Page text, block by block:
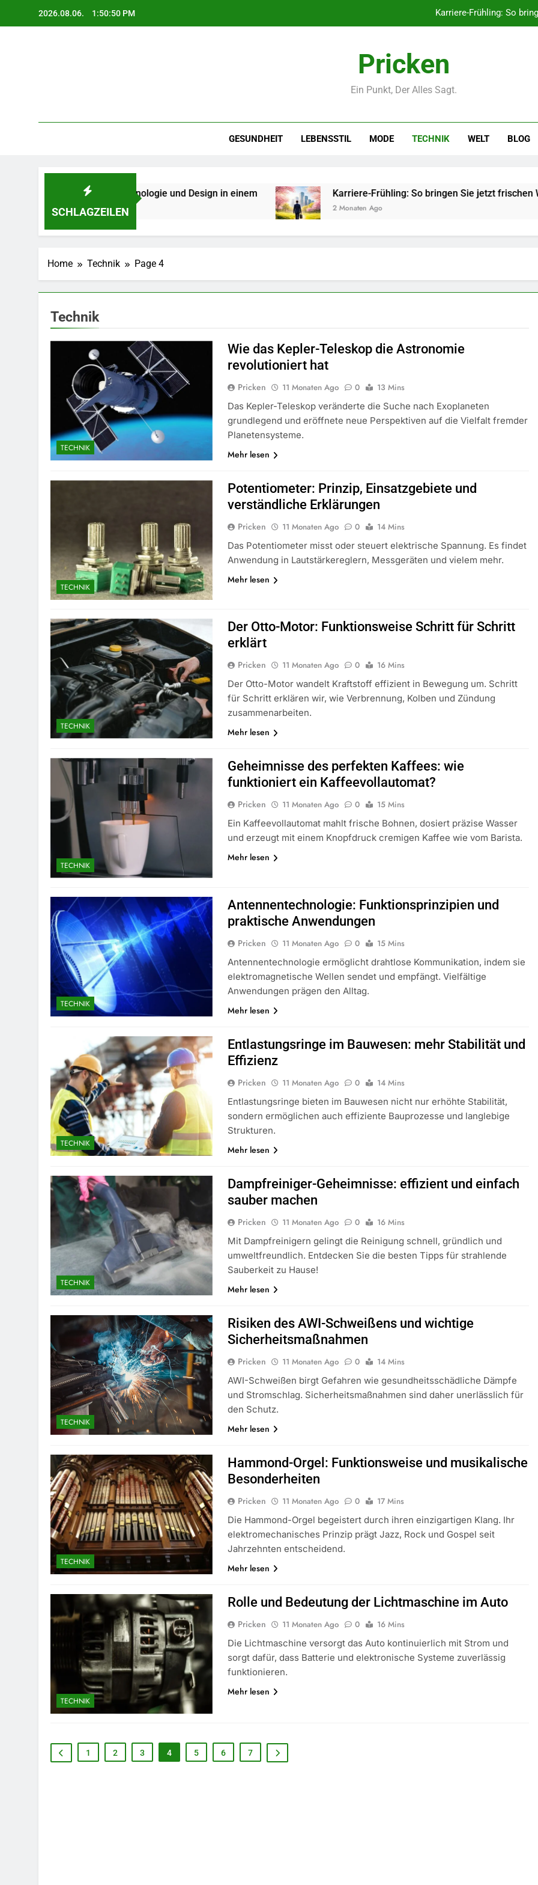
2026.08.06. 1:50:52 PM Karriere-Frühling: So
Selbstversorger-Glück:
Polnischer Hersteller von Socken –
Networking-Strategien: Wie
Pricken
Ein Punkt, Der Alles Sagt.
GESUNDHEIT LEBENSSTIL MODE TECHNIK WELT BLOG
SCHLAGZEILEN
Qualität, Technologie und Design in einem Karriere-Frühling: So bringen Sie jetzt frischen Wind in Ihren
2 Monaten Ago
Home Technik Page 4
Technik
TECHNIK
Wie das Kepler-Teleskop die Astronomie
revolutioniert hat
Pricken 11 Monaten Ago 0
13 Mins
Das Kepler-Teleskop veränderte die Suche nach Exoplaneten
grundlegend und eröffnete neue Perspektiven auf die Vielfalt fremder
Planetensysteme.
Mehr lesen
TECHNIK
Potentiometer: Prinzip, Einsatzgebiete und
verständliche Erklärungen
Pricken 11 Monaten Ago 0
14 Mins
Das Potentiometer misst oder steuert elektrische Spannung. Es findet
Anwendung in Lautstärkereglern, Messgeräten und vielem mehr.
Mehr lesen
TECHNIK
Der Otto-Motor: Funktionsweise Schritt für Schritt
erklärt
Pricken 11 Monaten Ago 0
16 Mins
Der Otto-Motor wandelt Kraftstoff effizient in Bewegung um. Schritt
für Schritt erklären wir, wie Verbrennung, Kolben und Zündung
zusammenarbeiten.
Mehr lesen
TECHNIK
Geheimnisse des perfekten Kaffees: wie
funktioniert ein Kaffeevollautomat?
Pricken 11 Monaten Ago 0
15 Mins
Ein Kaffeevollautomat mahlt frische Bohnen, dosiert präzise Wasser
und erzeugt mit einem Knopfdruck cremigen Kaffee wie vom Barista.
Mehr lesen
TECHNIK
Antennentechnologie: Funktionsprinzipien und
praktische Anwendungen
Pricken 11 Monaten Ago 0
15 Mins
Antennentechnologie ermöglicht drahtlose Kommunikation, indem sie
elektromagnetische Wellen sendet und empfängt. Vielfältige
Anwendungen prägen den Alltag.
Mehr lesen
TECHNIK
Entlastungsringe im Bauwesen: mehr Stabilität und
Effizienz
Pricken 11 Monaten Ago 0
14 Mins
Entlastungsringe bieten im Bauwesen nicht nur erhöhte Stabilität,
sondern ermöglichen auch effiziente Bauprozesse und langlebige
Strukturen.
Mehr lesen
TECHNIK
Dampfreiniger-Geheimnisse: effizient und einfach
sauber machen
Pricken 11 Monaten Ago 0
16 Mins
Mit Dampfreinigern gelingt die Reinigung schnell, gründlich und
umweltfreundlich. Entdecken Sie die besten Tipps für strahlende
Sauberkeit zu Hause!
Mehr lesen
TECHNIK
Risiken des AWI-Schweißens und wichtige
Sicherheitsmaßnahmen
Pricken 11 Monaten Ago 0
14 Mins
AWI-Schweißen birgt Gefahren wie gesundheitsschädliche Dämpfe
und Stromschlag. Sicherheitsmaßnahmen sind daher unerlässlich für
den Schutz.
Mehr lesen
TECHNIK
Hammond-Orgel: Funktionsweise und musikalische
Besonderheiten
Pricken 11 Monaten Ago 0
17 Mins
Die Hammond-Orgel begeistert durch ihren einzigartigen Klang. Ihr
elektromechanisches Prinzip prägt Jazz, Rock und Gospel seit
Jahrzehnten entscheidend.
Mehr lesen
TECHNIK
Rolle und Bedeutung der Lichtmaschine im Auto
Pricken 11 Monaten Ago 0
16 Mins
Die Lichtmaschine versorgt das Auto kontinuierlich mit Strom und
sorgt dafür, dass Batterie und elektronische Systeme zuverlässig
funktionieren.
Mehr lesen
1 2 3 4 5 6 7